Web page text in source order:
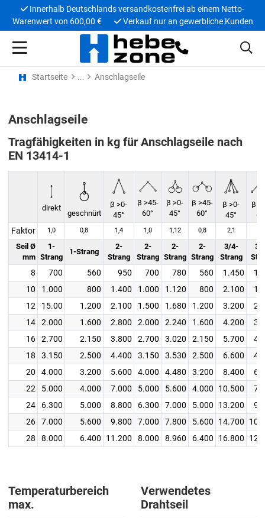
Innerhalb Deutschlands versandkostenfrei ab einem Netto-
Warenwert von 600,00 €
Verkauf nur an gewerbliche Kunden
Startseite Anschlagseile
Anschlagseile
Tragfähigkeiten in kg für Anschlagseile nach
EN 13414-1
direkt
geschnürt
β >0-
45°
β >45-
60°
β >0-
45°
β >45-
60°
β >0-
45°
β
Faktor 1,0 0,8 1,4 1,0 1,12 0,8 2,1
Seil Ø
mm
1-
Strang
1-Strang
2-
Strang
2-
Strang
2-
Strang
2-
Strang
3/4-
Strang
3/
8 700 560 950 700 780 560 1.450
10
1.000 800 1.400 1.000 1.120 800 2.100
12
15.00 1.200 2.100 1.500 1.680 1.200 3.200
14
2.000 1.600 2.800 2.000 2.240 1.600 4.200
16
2.700 2.150 3.800 2.700 3.020 2.150 5.700
18
3.150 2.500 4.400 3.150 3.530 2.500 6.600
20
4.000 3.200 5.600 4.000 4.480 3.200 8.400
22
5.000 4.000 7.000 5.000 5.600 4.000 10.500
24
6.300 5.000 8.800 6.300 7.000 5.000 13.200
26
7.000 5.600 9.800 7.000 7.800 5.600 14.700
28
8.000 6.400 11.200 8.000 8.960 6.400 16.800
Temperaturbereich
max.
Verwendetes
Drahtseil